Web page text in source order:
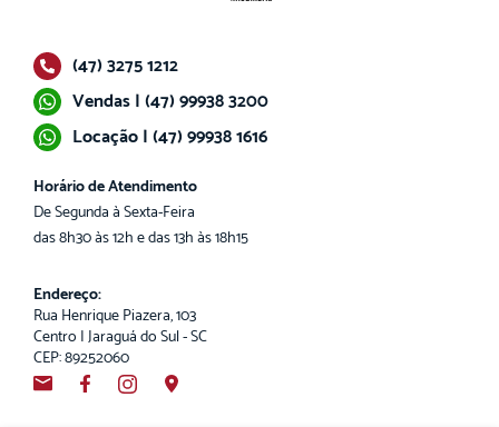
(47) 3275 1212
Vendas | (47) 99938 3200
Locação | (47) 99938 1616
Horário de Atendimento
De Segunda à Sexta-Feira
das 8h30 às 12h e das 13h às 18h15
Endereço:
Rua Henrique Piazera, 103
Centro | Jaraguá do Sul - SC
CEP: 89252060